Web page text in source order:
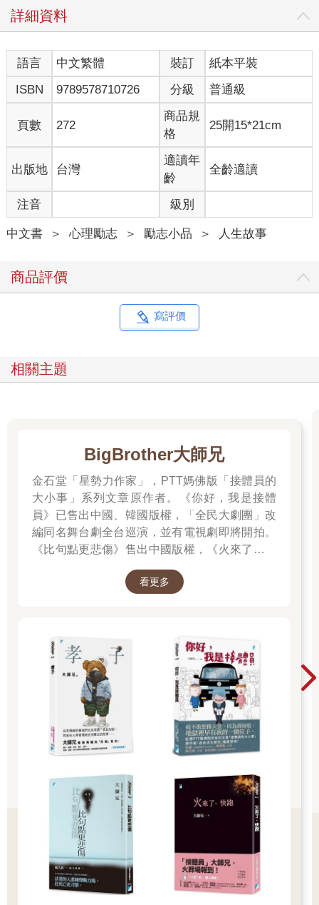
「我想妳。」我回答：
「我也想妳。」我們前往郊區，把車子停好後立即陷入熱吻。收
音機是打開的狀態，看不見的無線電波飛越山區，進入汽車的喇
叭。
與怡菲共處的時光總是過得特別快，我偶爾會瞇眼看手機上的時
鐘，時間越來越晚了，手機螢幕漸漸填滿艾希利與碧安娜的簡
訊。我知道回家時間要到了，但與怡菲在一起的時光實在太美
好。我們不停親吻著，她向我說起亞利桑那州，還有她祖母在圖
森市南區的小屋。
接著，又聊起大家在威尼斯旅館房間的地上，睡得橫七豎八的模
樣。說著說著我們安靜下來，怡菲的黑色長髮環繞著我。在一片
寂靜中，我們親吻著彼此，心中突然產生令我困惑的感受，我不
從來不覺得自己這麼漂亮。現在回想起來，可能會覺得有點滑
稽，但這就是我當下
的感受，以及當時所能想到最貼切的形容。突然，我想起潘蜜拉
的疑問：我是不是和她一樣是同性戀？我實在很難把自己對怡菲
我一點頭緒也沒有。無論是電視節目還是電影，都很少上演一群
同性戀年輕人談戀愛的戲碼，唯一能作為參考的只有潘蜜拉與她
怡菲雙手撫摸著我的脖子與背，突然想起七年級那年對珊曼莎的
斑的雙腿，一邊聽她演奏大提琴。我又想起那天躺在游泳池旁熱
吻，而是一種來自骨子裡更大的慾望。
珊曼莎最美好的那一面吸引著我，她在課堂上經常第一個舉手，
好像什麼都懂，而且總是全神貫注地演奏大提琴，沉浸在音樂之
中。其他學生經常在背後說她的閒話，嘲笑她祖母經營的拖車屋
至於怡菲吸引我的地方，則是她一頭黑色的長髮、曲線窈窕的雙
象感到自在。
我知道會有這種感覺並非巧合，但我是同性戀嗎？我還是無法確
定。那天晚上，我不再回覆簡訊後，艾希利打電話到家裡找我，
與媽媽通了電話，謊言馬上就被拆穿了。怡菲開車載我回維克多
維爾，我心中泛起前所未有的恐慌，下車後已經無法拋開心中的
焦慮，更難假裝自己不緊張。
顫抖，肚子非常痛。我不知道回家後會面臨什麼場面，但確實有
種山雨欲來的預感，當時的我不知道，整個世界即將驟變。
隔天是在一片平靜中開始，而且平靜過頭。我睡到很晚才起床，
爸媽一大早就出門處理雜事，回到家時已經是中午。當時我正在
換衣服，聽到媽媽在臥室外叫我的名字，我沿著走廊走到他們的
臥室，媽媽站在房門口，爸爸則坐在床的邊緣，我走到他們兩人
詳細資料
語言 中文繁體 裝訂
紙本平裝
ISBN
9789578710726 分級 普通級
頁數 272
商品規
格
25開15*21cm
出版地 台灣
適讀年
齡
全齡適讀
注音 級別
中文書 ＞ 心理勵志 ＞ 勵志小品 ＞ 人生故事
商品評價
寫評價
相關主題
BigBrother大師兄
金石堂「星勢力作家」，PTT媽佛版「接體員的
大小事」系列文章原作者。《你好，我是接體
員》已售出中國、韓國版權，「全民大劇團」改
編同名舞台劇全台巡演，並有電視劇即將開拍。
《比句點更悲傷》售出中國版權，《火來了，快
看更多